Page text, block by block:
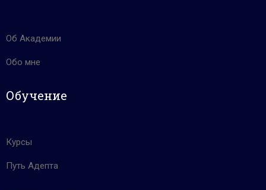
Об Академии
Обо мне
Обучение
Курсы
Путь Адепта